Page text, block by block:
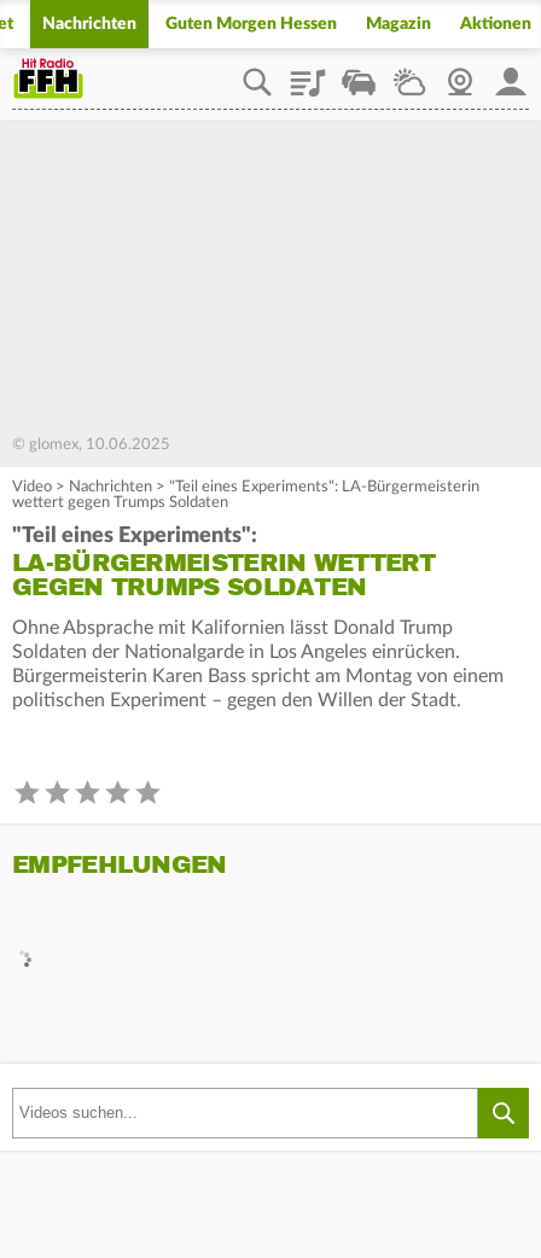
Nachrichten Guten Morgen Hessen Magazin Aktionen
PlaylistStaupilotWetterWebcam
© glomex, 10.06.2025
Video > Nachrichten > "Teil eines Experiments": LA-Bürgermeisterin
wettert gegen Trumps Soldaten
"Teil eines Experiments":
LA-BÜRGERMEISTERIN WETTERT
GEGEN TRUMPS SOLDATEN
Ohne Absprache mit Kalifornien lässt Donald Trump
Soldaten der Nationalgarde in Los Angeles einrücken.
Bürgermeisterin Karen Bass spricht am Montag von einem
politischen Experiment – gegen den Willen der Stadt.
EMPFEHLUNGEN